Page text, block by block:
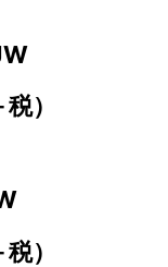
）
）